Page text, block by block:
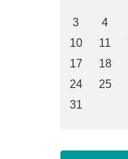
3
4
10
11
17
18
24
25
31